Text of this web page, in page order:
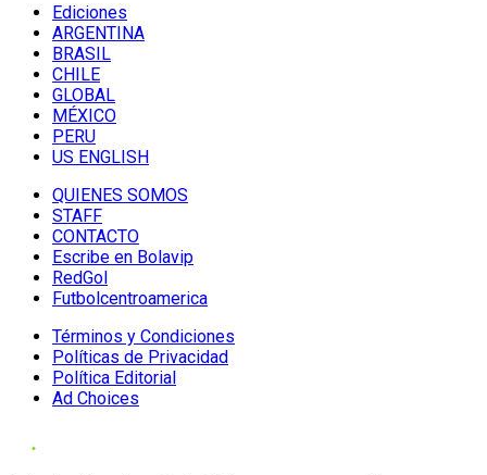
Ediciones
ARGENTINA
BRASIL
CHILE
GLOBAL
MÉXICO
PERU
US ENGLISH
QUIENES SOMOS
STAFF
CONTACTO
Escribe en Bolavip
RedGol
Futbolcentroamerica
Términos y Condiciones
Políticas de Privacidad
Política Editorial
Ad Choices